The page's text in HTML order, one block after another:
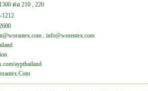
ต่อ 210 , 220
1212
, info@worentex.com
aypthailand